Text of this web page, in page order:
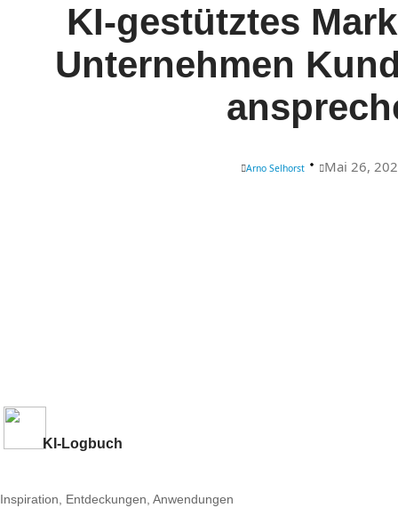
KI-gestütztes
Unternehmen
Arno Selhorst Mai 26,
KI-Logbuch
Inspiration, Entdeckungen, Anwendungen